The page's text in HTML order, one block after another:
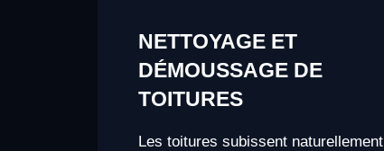
NETTOYAGE ET
DÉMOUSSAGE DE
TOITURES
Les toitures subissent naturellement